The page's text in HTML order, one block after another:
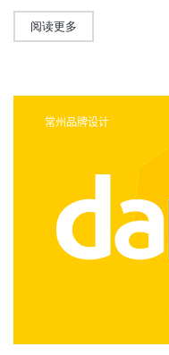
阅读更多
常州品牌设计